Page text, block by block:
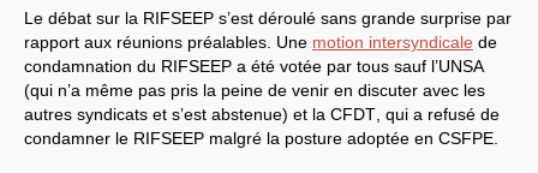
Archives
CA 2009
CCP2008
CCP2011
CoNRS 2008
CS
2010
CT2012
CT2013 - 2014
Le débat sur la RIFSEEP s’est déroulé sans grande surprise par
rapport aux réunions préalables. Une motion intersyndicale de
condamnation du RIFSEEP a été votée par tous sauf l’UNSA
(qui n’a même pas pris la peine de venir en discuter avec les
autres syndicats et s’est abstenue) et la CFDT , qui a refusé de
condamner le RIFSEEP malgré la posture adoptée en CSFPE